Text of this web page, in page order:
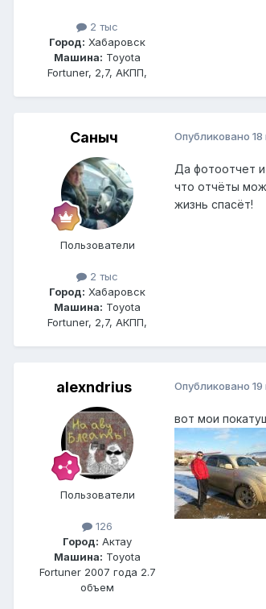
2 тыс
Город: Хабаровск
Машина: Toyota
Fortuner, 2,7, АКПП,
Саныч
Пользователи
2 тыс
Город: Хабаровск
Машина: Toyota
Fortuner, 2,7, АКПП,
Опубликовано
Да фотоотчет и
что отчёты
жизнь спасёт!
alexndrius
Пользователи
126
Город: Актау
Машина: Toyota
Fortuner 2007 года 2.7
объем
Опубликовано
вот мои